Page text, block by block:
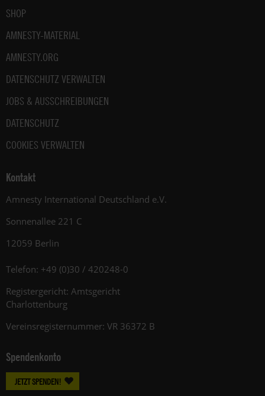
SHOP
AMNESTY-MATERIAL
AMNESTY.ORG
DATENSCHUTZ VERWALTEN
JOBS & AUSSCHREIBUNGEN
DATENSCHUTZ
COOKIES VERWALTEN
Kontakt
Amnesty International Deutschland e.V.
Sonnenallee 221 C
12059 Berlin
Telefon: +49 (0)30 / 420248-0
Registergericht: Amtsgericht
Charlottenburg
Vereinsregisternummer: VR 36372 B
Spendenkonto
JETZT SPENDEN!